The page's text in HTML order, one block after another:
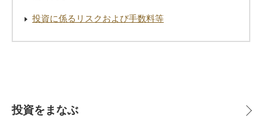
投資に係るリスクおよび手数料等
投資をまなぶ